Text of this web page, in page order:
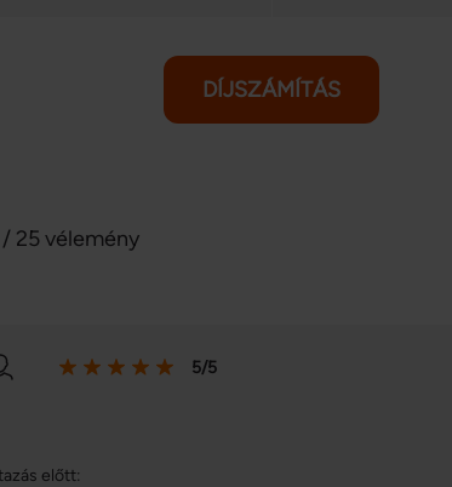
DÍJSZÁMÍTÁS
/ 25 vélemény
5/5
előtt: